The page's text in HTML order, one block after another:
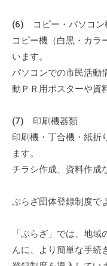
い
ま
す
。
場
北
と
ぴ
あ
1
で
す
。
(6) コピー・パソコン
コピー機（白黒・カラ
います。
パソコンでの市民活動
動ＰＲ用ポスターや資
(7) 印刷機器類
印刷機・丁合機・紙折
ます。
チラシ作成、資料作成
ぷらざ団体登録制度で
「ぷらざ」では、地
んに、より簡単な手続